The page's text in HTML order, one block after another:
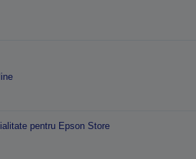
pentru Epson Store